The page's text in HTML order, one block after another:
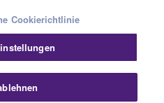
Cookierichtlinie